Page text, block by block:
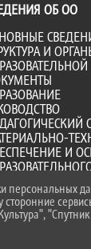
ОБ ОО
И
И
СРЕДА
персональных
сторонние
"Спутник